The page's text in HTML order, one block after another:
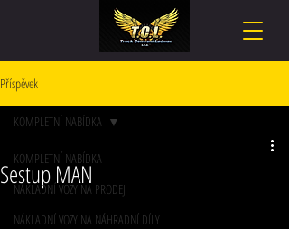
Příspěvek
KOMPLETNÍ NABÍDKA
NÁKLADNÍ VOZY NA PRODEJ
NÁKLADNÍ VOZY NA NÁHRADNÍ DÍLY
KOMPLETNÍ NABÍDKA
Sestup MAN